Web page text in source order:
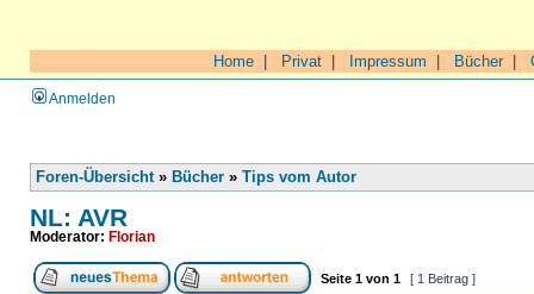
Home Privat Impressum Bücher|
Anmelden
Foren-Übersicht» Bücher » Tips vom Autor
NL: AVR
Moderator: Florian
Seite 1 von 1 [ 1 Beitrag ]